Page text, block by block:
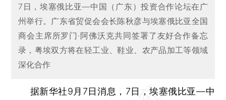
7日，埃塞俄比亚—中国（广东）投资合作论坛在广
州举行。广东省贸促会会长陈秋彦与埃塞俄比亚全国
商会主席所罗门·阿佛沃克共同签署了友好合作备忘
录，粤埃双方将在轻工业、鞋业、农产品加工等领域
深化合作
据新华社9月7日消息，7日，埃塞俄比亚—中